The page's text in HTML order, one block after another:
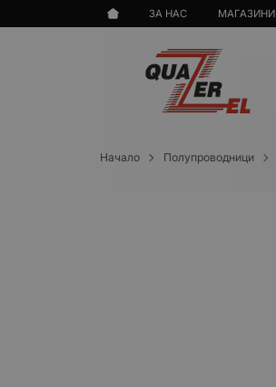
ЗА НАС МАГАЗИНИ
Начало Полупроводници